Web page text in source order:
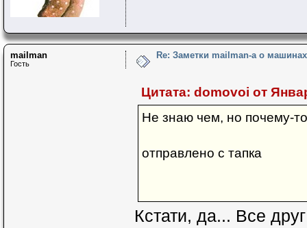
mailman
Гость
Re: Заметки mailman-a о
Цитата: domovoi от
Не знаю чем, но почему-
отправлено с тапка
Кстати, да... Все